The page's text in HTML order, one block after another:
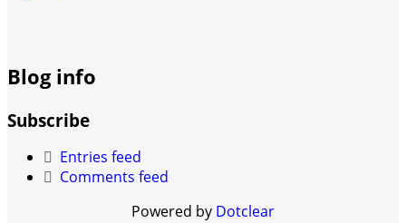
Blog info
Subscribe
Entries feed
Comments feed
Powered by Dotclear